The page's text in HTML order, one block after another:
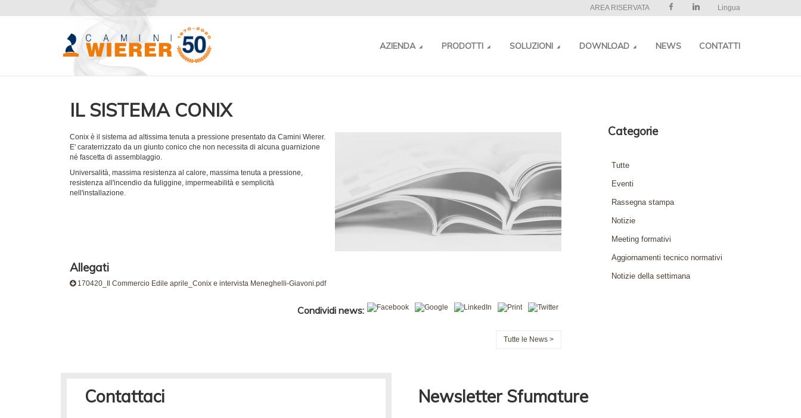
AREA RISERVATA Lingua
AZIENDA PRODOTTI SOLUZIONI DOWNLOAD NEWS CONTATTI
IL SISTEMA CONIX
Conix è il sistema ad altissima tenuta a pressione presentato da Camini Wierer.
E' caraterrizzato da un giunto conico che non necessita di alcuna guarnizione
né fascetta di assemblaggio.
Universalità, massima resistenza al calore, massima tenuta a pressione,
resistenza all'incendio da fuliggine, impermeabilità e semplicità
nell'installazione.
Allegati
170420_Il Commercio Edile aprile_Conix e intervista Meneghelli-Giavoni.pdf
Condividi news:
Tutte le News >
Categorie
Tutte
Eventi
Rassegna stampa
Notizie
Meeting formativi
Aggiornamenti tecnico normativi
Notizie della settimana
Contattaci Newsletter Sfumature